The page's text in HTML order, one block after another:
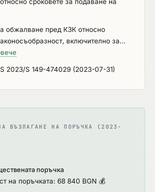
сроковете за подаване на
обжалване пред КЗК относно
включително за
дискриминационни икономически,
технически или квалификационни
в обявлението, документацията или
на чл. 197, ал. 1, т. 1 от ЗОП.
2023/S 149-474029 (2023-07-31)
ВЪЗЛАГАНЕ НА ПОРЪЧКА (2023-
поръчка
на поръчката: 68 840 BGN 💰